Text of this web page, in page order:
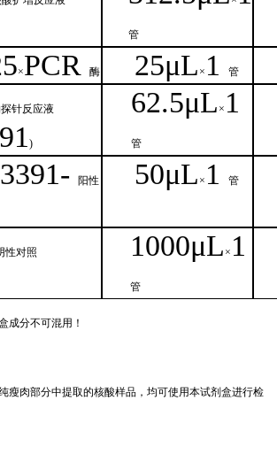
管
×PCR 酶 25μL × 1 管
针反应液
)
62.5μL × 1
管
3391- 阳性 50μL × 1管
性对照 1000μL × 1
管
成分不可混用！
瘦肉部分中提取的核酸样品，均可使用本试剂盒进行检